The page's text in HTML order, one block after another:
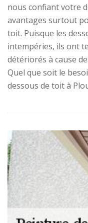
nous confiant votre
avantages surtout
toit. Puisque les
intempéries, ils ont
détériorés à cause
Quel que soit le
dessous de toit à